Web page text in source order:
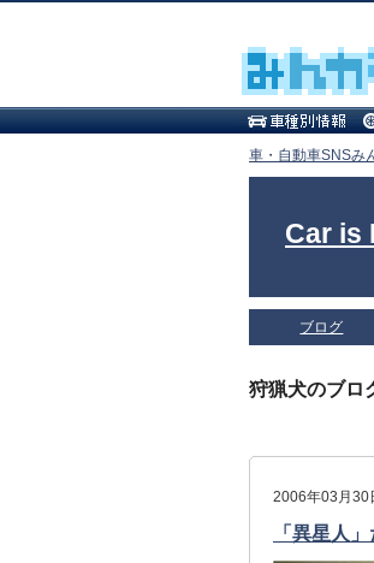
車・自動車SNSみ
Car
ブログ
狩猟犬のブロ
2006年03月30
「異星人